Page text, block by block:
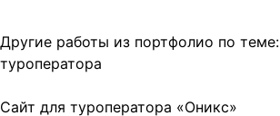
Другие работы из портфолио по теме:
туроператора
Сайт для туроператора «Оникс»